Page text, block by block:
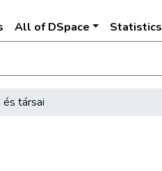
All of DSpace Statistics
társai